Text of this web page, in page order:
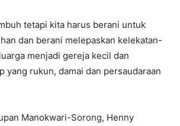
tetapi kita harus berani untuk
dan berani melepaskan kelekatan-
menjadi gereja kecil dan
yang rukun, damai dan persaudaraan
Manokwari-Sorong, Henny